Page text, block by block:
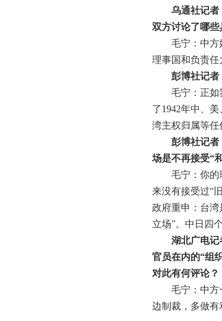
乌通社记者
双方讨论了哪些
毛宁：中
理事国和负责任
彭博社记者
毛宁：正如
了1942年中、
湾主权归属等任
彭博社记者
场是不再接受“
毛宁：你的
来没有接受过“
政府重申：台
立场”。中日四
湖北广电记
官员在内的“组
对此有何评论？
毛宁：中
边制裁，多做有